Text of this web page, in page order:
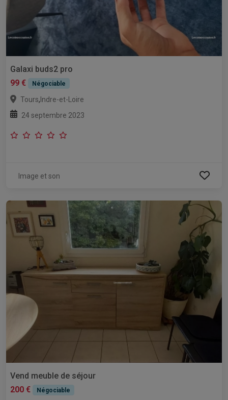
Galaxi buds2 pro
99 €
Négociable
Tours, Indre-et-Loire
24 septembre 2023
Image et son
Vend meuble de séjour
200 €
Négociable